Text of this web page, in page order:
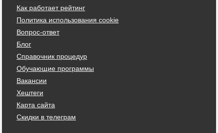
Как работает рейтинг
Политика использования cookie
Вопрос-ответ
Блог
Справочник процедур
Обучающие программы
Вакансии
Хештеги
Карта сайта
Скидки в телеграм